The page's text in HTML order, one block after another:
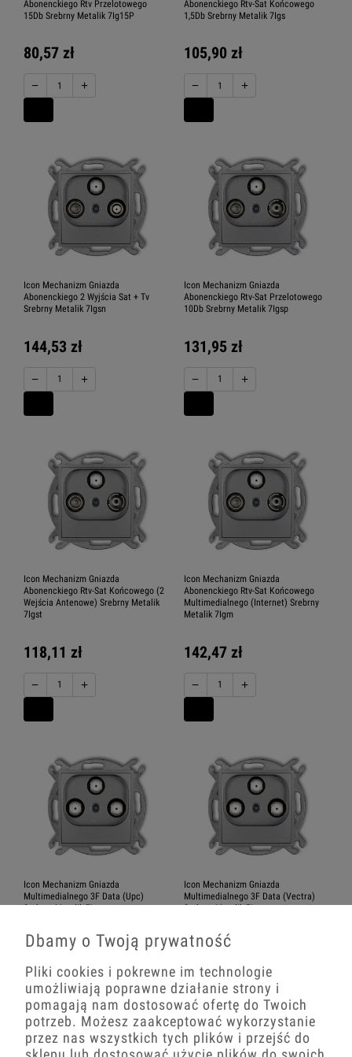
Abonenckiego Rtv Przelotowego
15Db Srebrny Metalik 7Ig15P
80,57 zł
− +
Abonenckiego Rtv-Sat Końcowego
1,5Db Srebrny Metalik 7Igs
105,90 zł
− +
Icon Mechanizm Gniazda
Abonenckiego 2 Wyjścia Sat + Tv
Srebrny Metalik 7Igsn
144,53 zł
− +
Icon Mechanizm Gniazda
Abonenckiego Rtv-Sat Przelotowego
10Db Srebrny Metalik 7Igsp
131,95 zł
− +
Icon Mechanizm Gniazda
Abonenckiego Rtv-Sat Końcowego (2
Wejścia Antenowe) Srebrny Metalik
7Igst
118,11 zł
− +
Icon Mechanizm Gniazda
Abonenckiego Rtv-Sat Końcowego
Multimedialnego (Internet) Srebrny
Metalik 7Igm
142,47 zł
− +
Icon Mechanizm Gniazda
Multimedialnego 3F Data (Upc)
Srebrny Metalik 7Igmu
154,08 zł
− +
Icon Mechanizm Gniazda
Multimedialnego 3F Data (Vectra)
Srebrny Metalik 7Igmv
143,56 zł
− +
Dbamy o Twoją prywatność
Pliki cookies i pokrewne im technologie
umożliwiają poprawne działanie strony i
pomagają nam dostosować ofertę do Twoich
potrzeb. Możesz zaakceptować wykorzystanie
przez nas wszystkich tych plików i przejść do